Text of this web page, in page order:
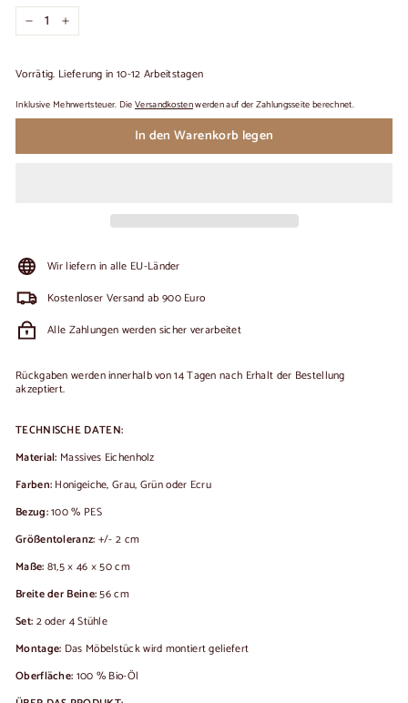
+
Vorrätig. Lieferung in 10-12 Arbeitstagen
Inklusive Mehrwertsteuer. DieVersandkostenwerden auf der Zahlungsseite berechnet.
In den Warenkorb legen
Wir liefern in alle EU-Länder
Kostenloser Versand ab 900 Euro
Alle Zahlungen werden sicher verarbeitet
Rückgaben werden innerhalb von 14 Tagen nach Erhalt der Bestellung
akzeptiert.
TECHNISCHE DATEN:
Material: Massives Eichenholz
Farben: Honigeiche, Grau, Grün oder Ecru
Bezug:100 % PES
Größentoleranz: +/- 2 cm
Maße: 81,5 × 46 × 50 cm
Breite der Beine:56 cm
Set: 2 oder 4 Stühle
Montage: Das Möbelstück wird montiert geliefert
Oberfläche: 100 % Bio-Öl